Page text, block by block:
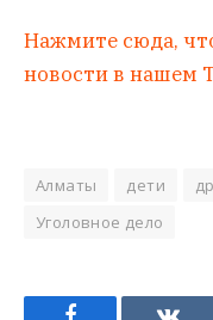
Нажмите сюда,
новости в нашем
Алматы дети
Уголовное дело